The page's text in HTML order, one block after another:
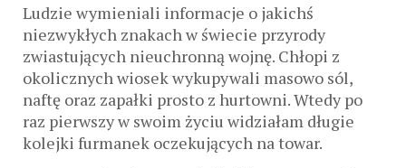
Ludzie wymieniali informacje o jakichś
niezwykłych znakach w świecie przyrody
zwiastujących nieuchronną wojnę. Chłopi z
okolicznych wiosek wykupywali masowo sól,
naftę oraz zapałki prosto z hurtowni. Wtedy po
raz pierwszy w swoim życiu widziałam długie
kolejki furmanek oczekujących na towar.